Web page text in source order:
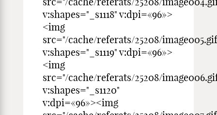
v:shapes="_s1118" v:dpi=«96»>
<img
src="/cache/referats/25208/
v:shapes="_s1119" v:dpi=«96»>
<img
src="/cache/referats/25208/
v:shapes="_s1120"
v:dpi=«96»><img